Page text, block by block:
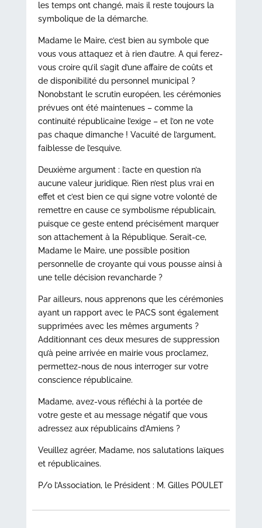
les temps ont changé, mais il reste toujours la
symbolique de la démarche.
Madame le Maire, c’est bien au symbole que
vous vous attaquez et à rien d’autre. A qui ferez-
vous croire qu’il s’agit d’une affaire de coûts et
de disponibilité du personnel municipal ?
Nonobstant le scrutin européen, les cérémonies
prévues ont été maintenues – comme la
continuité républicaine l’exige – et l’on ne vote
pas chaque dimanche ! Vacuité de l’argument,
faiblesse de l’esquive.
Deuxième argument : l’acte en question n’a
aucune valeur juridique. Rien n’est plus vrai en
effet et c’est bien ce qui signe votre volonté de
remettre en cause ce symbolisme républicain,
puisque ce geste entend précisément marquer
son attachement à la République. Serait-ce,
Madame le Maire, une possible position
personnelle de croyante qui vous pousse ainsi à
une telle décision revancharde ?
Par ailleurs, nous apprenons que les cérémonies
ayant un rapport avec le PACS sont également
supprimées avec les mêmes arguments ?
Additionnant ces deux mesures de suppression
qu’à peine arrivée en mairie vous proclamez,
permettez-nous de nous interroger sur votre
conscience républicaine.
Madame, avez-vous réfléchi à la portée de
votre geste et au message négatif que vous
adressez aux républicains d’Amiens ?
Veuillez agréer, Madame, nos salutations laïques
et républicaines.
P/o l’Association, le Président : M. Gilles POULET